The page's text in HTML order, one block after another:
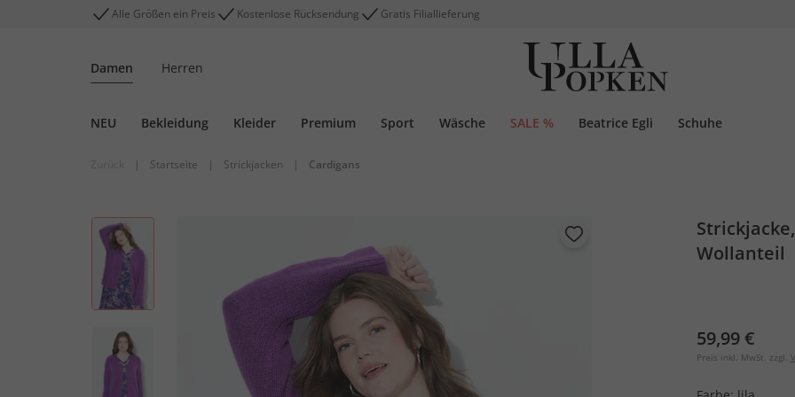
Alle Größen ein Preis Kostenlose Rücksendung Gratis Filiallieferung
Damen Herren
NEU Bekleidung Kleider Premium Sport Wäsche SALE % Beatrice Egli Schuhe
| Startseite | Strickjacken | Cardigans
Wollanteil
59,99 €
Preis inkl. MwSt. zzgl.